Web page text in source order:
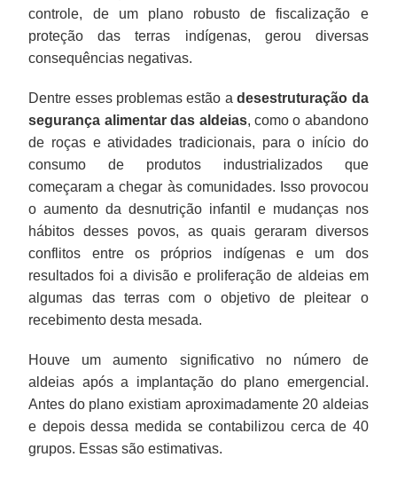
controle, de um plano robusto de fiscalização e
proteção das terras indígenas, gerou diversas
consequências negativas.
Dentre esses problemas estão adesestruturação da
segurança alimentar das aldeias, como o abandono
de roças e atividades tradicionais, para o início do
consumo de produtos industrializados que
começaram a chegar às comunidades. Isso provocou
o aumento da desnutrição infantil e mudanças nos
hábitos desses povos, as quais geraram diversos
conflitos entre os próprios indígenas e um dos
resultados foi a divisão e proliferação de aldeias em
algumas das terras com o objetivo de pleitear o
recebimento desta mesada.
Houve um aumento significativo no número de
aldeias após a implantação do plano emergencial.
Antes do plano existiam aproximadamente 20 aldeias
e depois dessa medida se contabilizou cerca de 40
grupos. Essas são estimativas.